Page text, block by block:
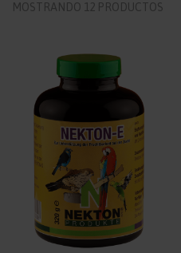
MOSTRANDO 12 PRODUCTOS